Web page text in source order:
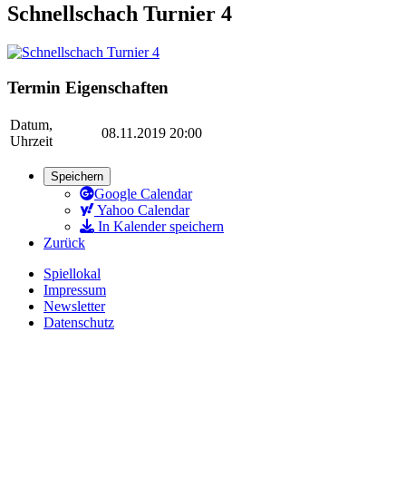
Schnellschach Turnier 4
Termin Eigenschaften
Datum,
Uhrzeit
08.11.2019 20:00
Speichern
Google Calendar
Yahoo Calendar
In Kalender speichern
Zurück
Spiellokal
Impressum
Newsletter
Datenschutz